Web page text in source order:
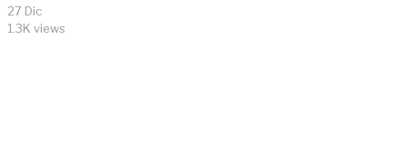
27 Dic
1.3K views